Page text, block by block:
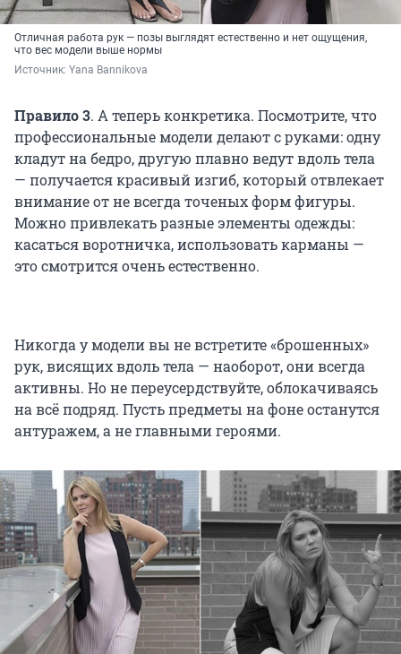
Отличная работа рук — позы выглядят естественно и нет ощущения,
что вес модели выше нормы
Источник: Yana Bannikova
Правило 3. А теперь конкретика. Посмотрите, что
профессиональные модели делают с руками: одну
кладут на бедро, другую плавно ведут вдоль тела
— получается красивый изгиб, который отвлекает
внимание от не всегда точеных форм фигуры.
Можно привлекать разные элементы одежды:
касаться воротничка, использовать карманы —
это смотрится очень естественно.
Никогда у модели вы не встретите «брошенных»
рук, висящих вдоль тела — наоборот, они всегда
активны. Но не переусердствуйте, облокачиваясь
на всё подряд. Пусть предметы на фоне останутся
антуражем, а не главными героями.